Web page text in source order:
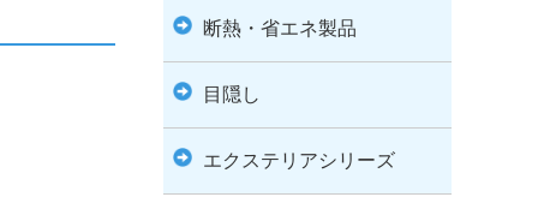
断熱・省エネ製品
目隠し
エクステリアシリーズ